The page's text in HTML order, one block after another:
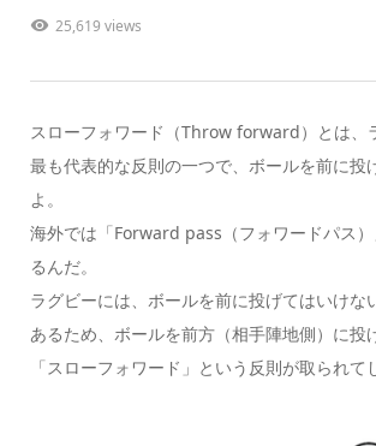
25,619 views
スローフォワード（Throw forward）とは、
最も代表的な反則の一つで、 ボールを前に投
よ。
海外では「Forward pass（フォワードパス
るんだ。
ラグビーには、 ボールを前に投げてはいけな
あるため、ボールを前方（相手陣地側）に投
「スローフォワード」という反則が取られて